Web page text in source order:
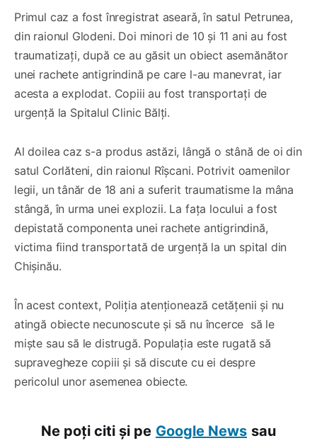
Primul caz a fost înregistrat asearǎ, în satul Petrunea,
din raionul Glodeni. Doi minori de 10 și 11 ani au fost
traumatizați, după ce au găsit un obiect asemănător
unei rachete antigrindină pe care l-au manevrat, iar
acesta a explodat. Copiii au fost transportați de
urgență la Spitalul Clinic Bălți.
Al doilea caz s-a produs astăzi, lângă o stână de oi din
satul Corlăteni, din raionul Rîșcani. Potrivit oamenilor
legii, un tânăr de 18 ani a suferit traumatisme la mâna
stângă, în urma unei explozii. La fața locului a fost
depistatǎ componenta unei rachete antigrindină,
victima fiind transportată de urgență la un spital din
Chișinău.
În acest context, Poliția atenționează cetățenii și nu
atingă obiecte necunoscute și să nu încerce să le
miște sau să le distrugă. Populația este rugată să
supravegheze copiii și să discute cu ei despre
pericolul unor asemenea obiecte.
Ne poți citi și pe Google News sau